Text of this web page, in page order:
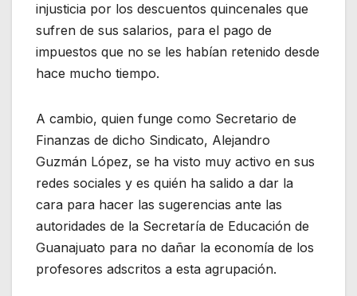
injusticia por los descuentos quincenales que
sufren de sus salarios, para el pago de
impuestos que no se les habían retenido desde
hace mucho tiempo.
A cambio, quien funge como Secretario de
Finanzas de dicho Sindicato, Alejandro
Guzmán López, se ha visto muy activo en sus
redes sociales y es quién ha salido a dar la
cara para hacer las sugerencias ante las
autoridades de la Secretaría de Educación de
Guanajuato para no dañar la economía de los
profesores adscritos a esta agrupación.